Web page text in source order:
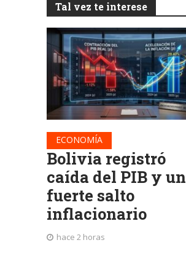
Tal vez te interese
ECONOMÍA
Bolivia registró
caída del PIB y un
fuerte salto
inflacionario
hace 2 horas